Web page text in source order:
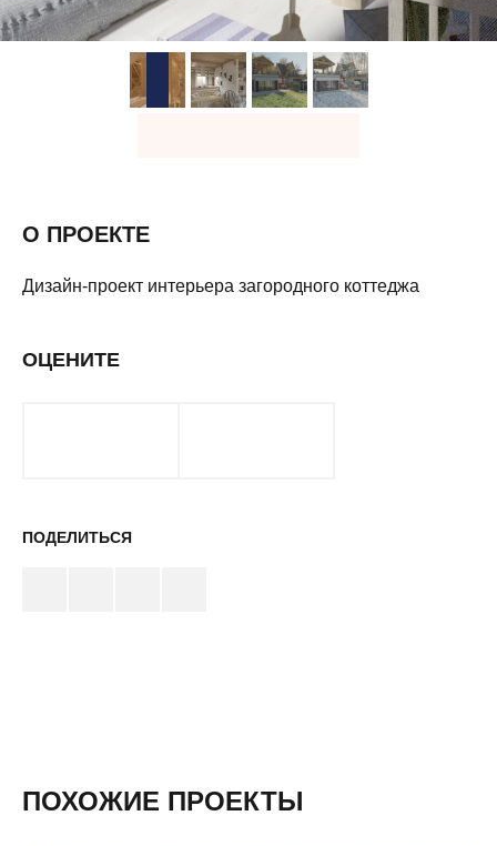
О ПРОЕКТЕ
Дизайн-проект интерьера загородного коттеджа
ОЦЕНИТЕ
ПОДЕЛИТЬСЯ
ПОХОЖИЕ ПРОЕКТЫ